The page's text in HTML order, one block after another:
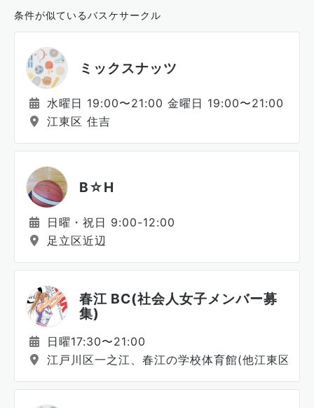
条件が似ているバスケサークル
ミックスナッツ
水曜日 19:00〜21:00 金曜日 19:00〜21:00
江東区 住吉
B☆H
日曜・祝日 9:00-12:00
足立区近辺
春江 BC(社会人女子メンバー募
集)
日曜17:30〜21:00
江戸川区一之江、春江の学校体育館(他江東区あ